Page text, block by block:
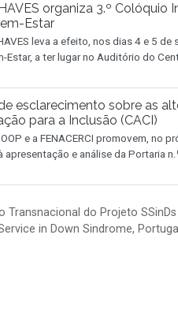
organiza 3.º
Estar
leva a efeito, nos dias 4 e 5
Estar, a ter lugar no Auditório do
esclarecimento sobre as
para a Inclusão (CACI)
e a FENACERCI promovem,
apresentação e análise da Portaria
Transnacional do Projeto
in Down Sindrome,